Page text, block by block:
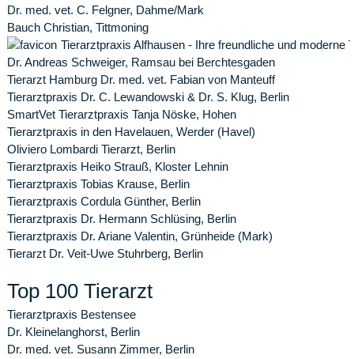
Dr. med. vet. C. Felgner, Dahme/Mark
Bauch Christian, Tittmoning
Tierarztpraxis Alfhausen - Ihre freundliche und moderne
Dr. Andreas Schweiger, Ramsau bei Berchtesgaden
Tierarzt Hamburg Dr. med. vet. Fabian von Manteuff
Tierarztpraxis Dr. C. Lewandowski & Dr. S. Klug, Berlin
SmartVet Tierarztpraxis Tanja Nöske, Hohen
Tierarztpraxis in den Havelauen, Werder (Havel)
Oliviero Lombardi Tierarzt, Berlin
Tierarztpraxis Heiko Strauß, Kloster Lehnin
Tierarztpraxis Tobias Krause, Berlin
Tierarztpraxis Cordula Günther, Berlin
Tierarztpraxis Dr. Hermann Schlüsing, Berlin
Tierarztpraxis Dr. Ariane Valentin, Grünheide (Mark)
Tierarzt Dr. Veit-Uwe Stuhrberg, Berlin
Top 100 Tierarzt
Tierarztpraxis Bestensee
Dr. Kleinelanghorst, Berlin
Dr. med. vet. Susann Zimmer, Berlin